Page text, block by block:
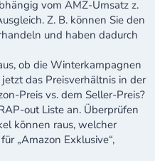
vom AMZ-Umsatz z.
Z. B. können Sie den
und haben dadurch
ob die Winterkampagnen
das Preisverhältnis in der
Preis vs. dem Seller-Preis?
out Liste an. Überprüfen
können raus, welcher
„Amazon Exklusive“,